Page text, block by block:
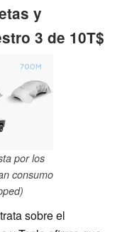
y
3 de 10T$
por los
consumo
sobre el